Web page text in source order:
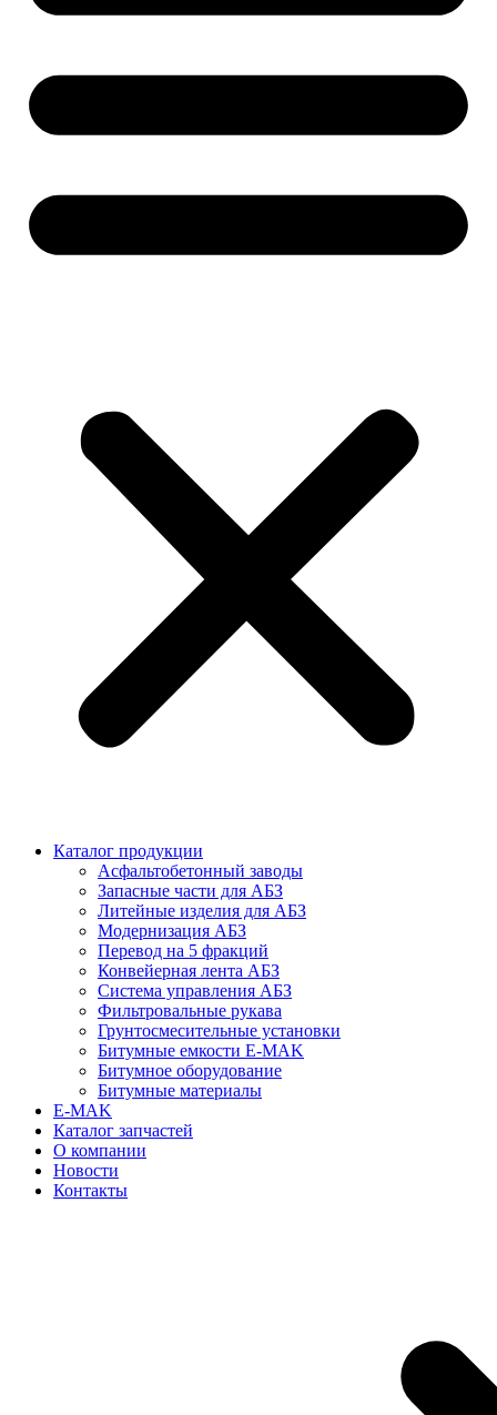
Каталог продукции
Асфальтобетонный заводы
Запасные части для АБЗ
Литейные изделия для АБЗ
Модернизация АБЗ
Перевод на 5 фракций
Конвейерная лента АБЗ
Система управления АБЗ
Фильтровальные рукава
Грунтосмесительные установки
Битумные емкости E-MAK
Битумное оборудование
Битумные материалы
E-MAK
Каталог запчастей
О компании
Новости
Контакты